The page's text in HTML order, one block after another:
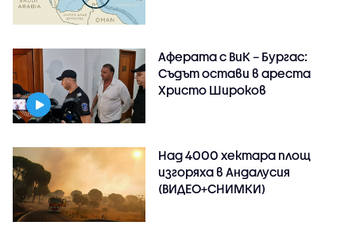
Аферата с ВиК – Бургас:
Съдът остави в ареста
Христо Широков
Над 4000 хектара площ
изгоряха в Андалусия
(ВИДЕО+СНИМКИ)